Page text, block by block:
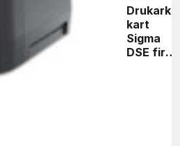
Drukarka
kart
Sigma
DSE